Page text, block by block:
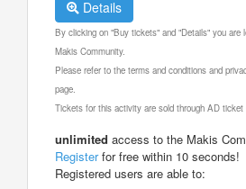
Details
By clicking on "Buy tickets" and "Details" you are
Makis Community.
Please refer to the terms and conditions and
page.
Tickets for this activity are sold through AD ticket
unlimited access to the Makis
Registerfor free within 10 seconds!
Registered users are able to: